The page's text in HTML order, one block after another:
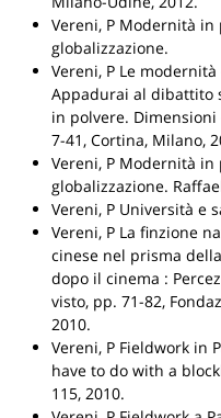
Vereni, P Modernità in
globalizzazione.
Vereni, P Le
Appadurai al dibattito
in polvere.
7-41,Cortina, Milano,
Vereni, P Modernità in
globalizzazione.
Vereni, P Università e
Vereni, P La finzione
cinese nel prisma
dopo il cinema :
visto, pp. 71-82,
2010.
Vereni, P Fieldwork in
have to do with a
115, 2010.